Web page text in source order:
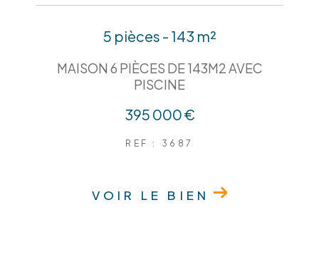
5 pièces - 143 m²
MAISON 6 PIÈCES DE 143M2 AVEC
PISCINE
395 000 €
REF : 3687
VOIR LE BIEN